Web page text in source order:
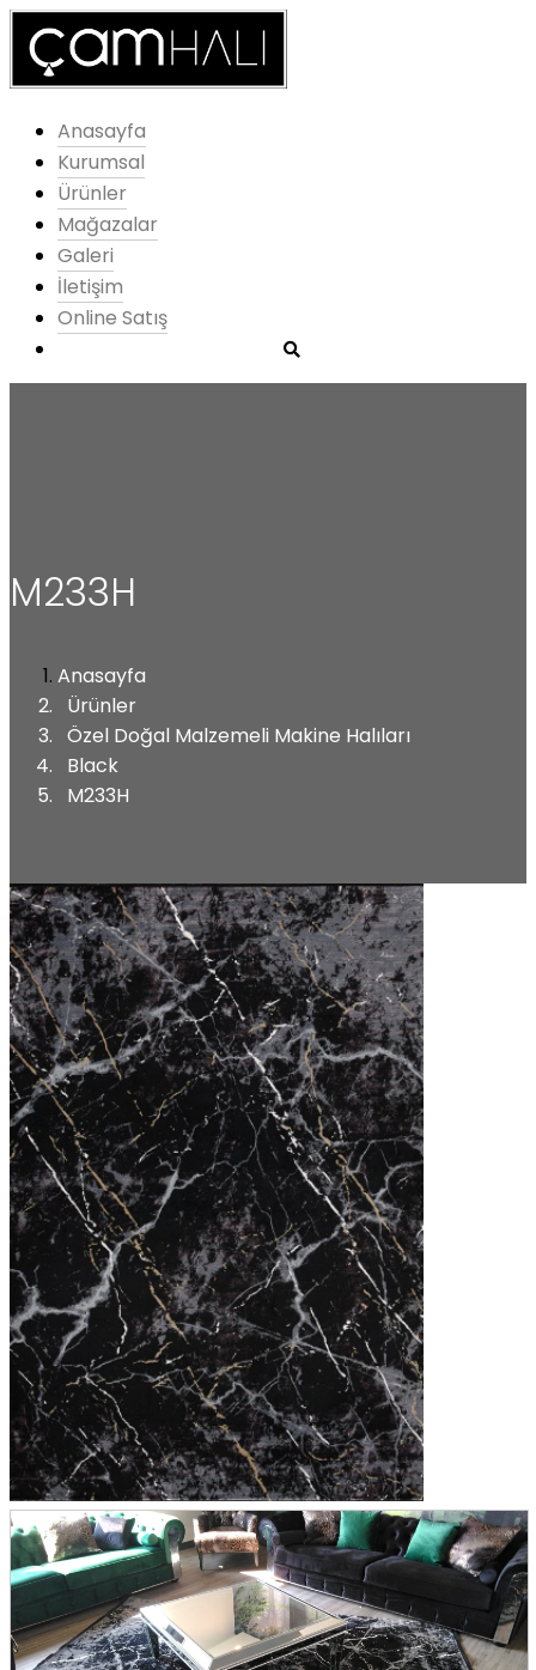
Anasayfa
Kurumsal
Ürünler
Mağazalar
Galeri
İletişim
Online Satış
M233H
Anasayfa
Ürünler
Özel Doğal Malzemeli Makine Halıları
Black
M233H